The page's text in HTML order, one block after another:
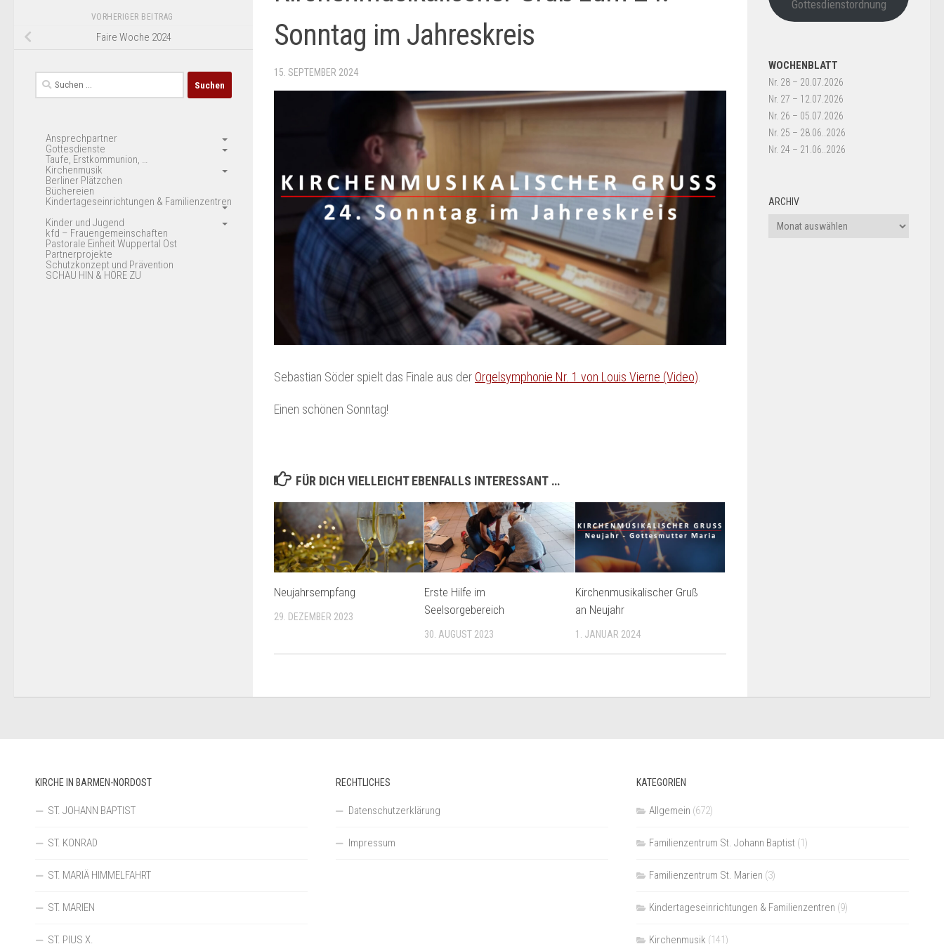
Sonntag im Jahreskreis
15. SEPTEMBER 2024
Sebastian Söder spielt das Finale aus der Orgelsymphonie Nr. 1 von Louis Vierne (Video)
Einen schönen Sonntag!
FÜR DICH VIELLEICHT EBENFALLS INTERESSANT …
Neujahrsempfang
29. DEZEMBER 2023
Erste Hilfe im
Seelsorgebereich
30. AUGUST 2023
Kirchenmusikalischer Gruß
an Neujahr
1. JANUAR 2024
VORHERIGER BEITRAG
Faire Woche 2024
Suchen
nach:
Ansprechpartner
Gottesdienste
Taufe, Erstkommunion, …
Kirchenmusik
Berliner Plätzchen
Büchereien
Kindertageseinrichtungen & Familienzentren
Kinder und Jugend
kfd – Frauengemeinschaften
Pastorale Einheit Wuppertal Ost
Partnerprojekte
Schutzkonzept und Prävention
SCHAU HIN & HÖRE ZU
Gottesdienstordnung
WOCHENBLATT
Nr. 28 – 20.07.2026
Nr. 27 – 12.07.2026
Nr. 26 – 05.07.2026
Nr. 25 – 28.06..2026
Nr. 24 – 21.06..2026
ARCHIV
Archiv
KIRCHE IN BARMEN-NORDOST
ST. JOHANN BAPTIST
ST. KONRAD
ST. MARIÄ HIMMELFAHRT
ST. MARIEN
ST. PIUS X.
RECHTLICHES
Datenschutzerklärung
Impressum
KATEGORIEN
Allgemein (672)
Familienzentrum St. Johann Baptist(1)
Familienzentrum St. Marien (3)
Kindertageseinrichtungen & Familienzentren (9)
Kirchenmusik (141)